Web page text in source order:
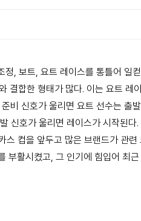
정, 보트, 요트 레이스를 통틀어 일
결합한 형태가 많다. 이는 요트
비 신호가 울리면 요트 선수는
신호가 울리면 레이스가 시작된
컵을 앞두고 많은 브랜드가 관
부활시켰고, 그 인기에 힘입어 최